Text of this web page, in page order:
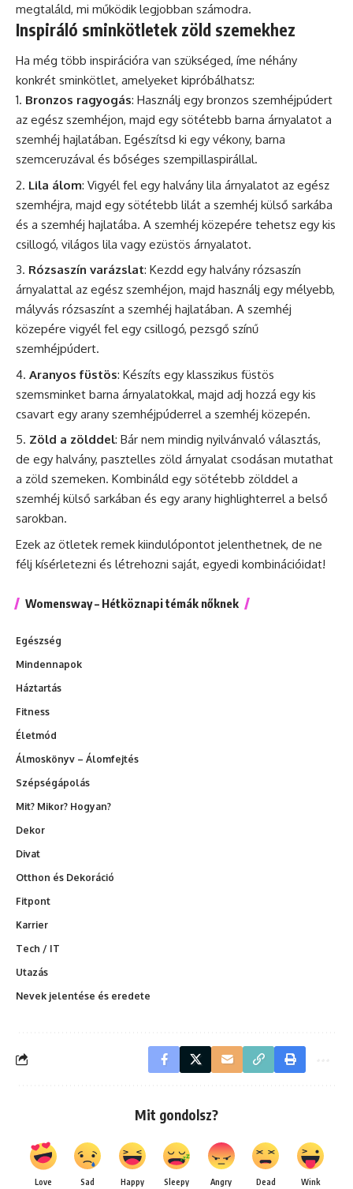
megtaláld, mi működik legjobban számodra.
Inspiráló sminkötletek zöld szemekhez
Ha még több inspirációra van szükséged, íme néhány
konkrét sminkötlet, amelyeket kipróbálhatsz:
Bronzos ragyogás: Használj egy bronzos szemhéjpúdert
az egész szemhéjon, majd egy sötétebb barna árnyalatot a
szemhéj hajlatában. Egészítsd ki egy vékony, barna
szemceruzával és bőséges szempillaspirállal.
Lila álom: Vigyél fel egy halvány lila árnyalatot az egész
szemhéjra, majd egy sötétebb lilát a szemhéj külső sarkába
és a szemhéj hajlatába. A szemhéj közepére tehetsz egy kis
csillogó, világos lila vagy ezüstös árnyalatot.
Rózsaszín varázslat: Kezdd egy halvány rózsaszín
árnyalattal az egész szemhéjon, majd használj egy mélyebb,
mályvás rózsaszínt a szemhéj hajlatában. A szemhéj
közepére vigyél fel egy csillogó, pezsgő színű
szemhéjpúdert.
Aranyos füstös: Készíts egy klasszikus füstös
szemsminket barna árnyalatokkal, majd adj hozzá egy kis
csavart egy arany szemhéjpúderrel a szemhéj közepén.
Zöld a zölddel: Bár nem mindig nyilvánvaló választás,
de egy halvány, pasztelles zöld árnyalat csodásan mutathat
a zöld szemeken. Kombináld egy sötétebb zölddel a
szemhéj külső sarkában és egy arany highlighterrel a belső
sarokban.
Ezek az ötletek remek kiindulópontot jelenthetnek, de ne
félj kísérletezni és létrehozni saját, egyedi kombinációidat!
Womensway – Hétköznapi témák nőknek
Egészség
Mindennapok
Háztartás
Fitness
Életmód
Álmoskönyv – Álomfejtés
Szépségápolás
Mit? Mikor? Hogyan?
Dekor
Divat
Otthon és Dekoráció
Fitpont
Karrier
Tech / IT
Utazás
Nevek jelentése és eredete
Mit gondolsz?
Love Sad Happy Sleepy Angry Dead Wink